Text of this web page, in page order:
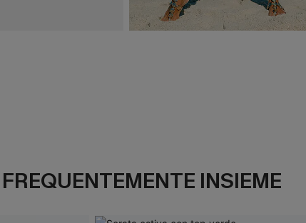
INSIEME